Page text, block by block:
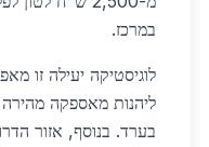
במרכז.
לוגיסטיקה יעילה זו
ליהנות מאספקה
בערד. בנוסף, אזור